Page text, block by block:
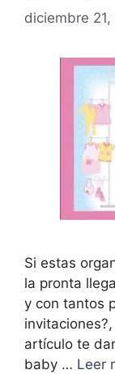
diciembre 21,
Si estas
la pronta
y con tantos
artículo te
baby … Leer